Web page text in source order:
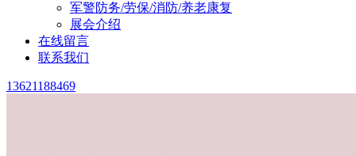
军警防务/劳保/消防/养老康复
展会介绍
在线留言
联系我们
13621188469